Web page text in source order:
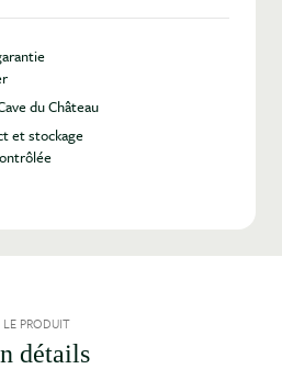
du Château
et stockage
LE PRODUIT
détails